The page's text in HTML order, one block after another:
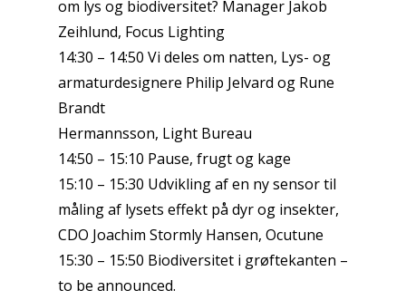
om lys og biodiversitet? Manager Jakob
Zeihlund, Focus Lighting
14:30 – 14:50 Vi deles om natten, Lys- og
armaturdesignere Philip Jelvard og Rune
Brandt
Hermannsson, Light Bureau
14:50 – 15:10 Pause, frugt og kage
15:10 – 15:30 Udvikling af en ny sensor til
måling af lysets effekt på dyr og insekter,
CDO Joachim Stormly Hansen, Ocutune
15:30 – 15:50 Biodiversitet i grøftekanten –
to be announced.